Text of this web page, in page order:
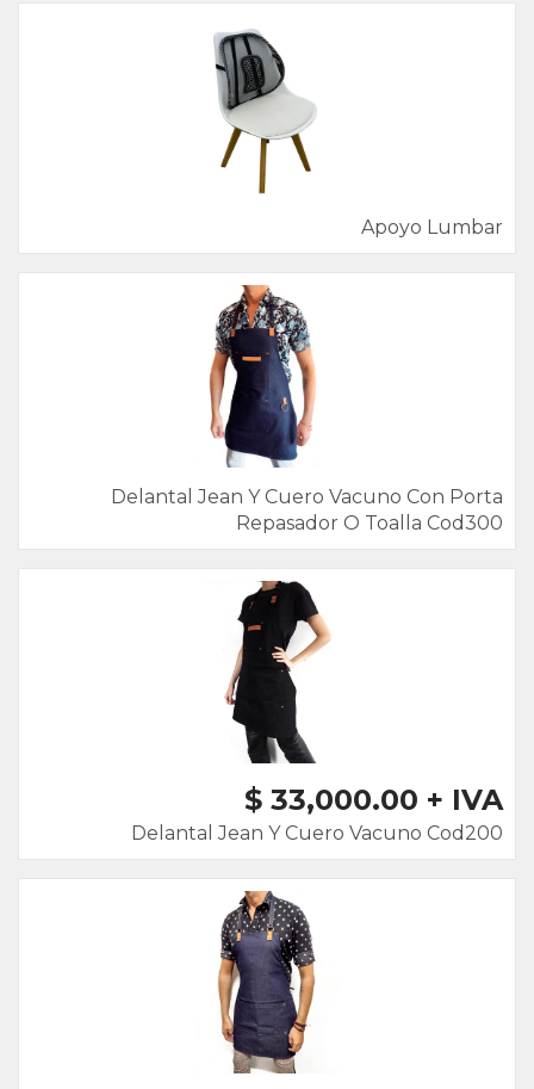
Apoyo Lumbar
Delantal Jean Y Cuero Vacuno Con Porta
Repasador O Toalla Cod300
$ 33,000.00 + IVA
Delantal Jean Y Cuero Vacuno Cod200